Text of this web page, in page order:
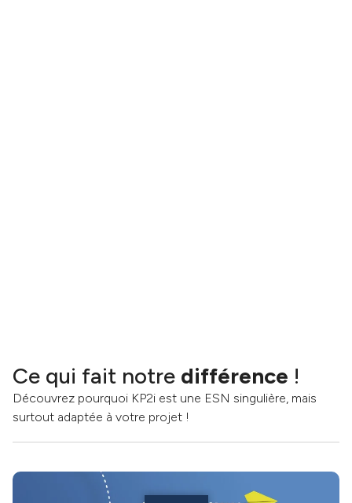
Ce qui fait notre différence !
Découvrez pourquoi KP2i est une ESN singulière, mais
surtout adaptée à votre projet !